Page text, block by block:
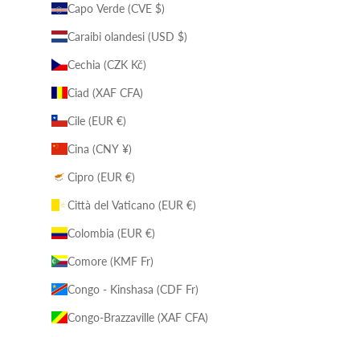
Capo Verde (CVE $)
Caraibi olandesi (USD $)
Cechia (CZK Kč)
Ciad (XAF CFA)
Cile (EUR €)
Cina (CNY ¥)
Cipro (EUR €)
Città del Vaticano (EUR €)
Colombia (EUR €)
Comore (KMF Fr)
Congo - Kinshasa (CDF Fr)
Congo-Brazzaville (XAF CFA)